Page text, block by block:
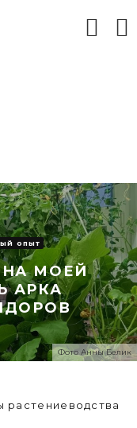
Фото Анны Белик
опыт
МОЕЙ
АРКА
растениеводства